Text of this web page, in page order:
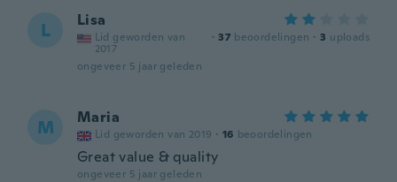
L Lisa
Lid geworden van
2017
· 37 beoordelingen · 3 uploads
ongeveer 5 jaar geleden
M Maria
Lid geworden van 2019 · 16 beoordelingen
Great value & quality
ongeveer 5 jaar geleden